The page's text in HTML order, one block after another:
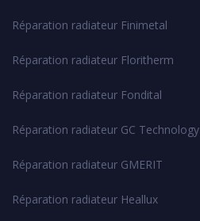
Réparation radiateur Finimetal
Réparation radiateur Floritherm
Réparation radiateur Fondital
Réparation radiateur GC Technology
Réparation radiateur GMERIT
Réparation radiateur Heallux